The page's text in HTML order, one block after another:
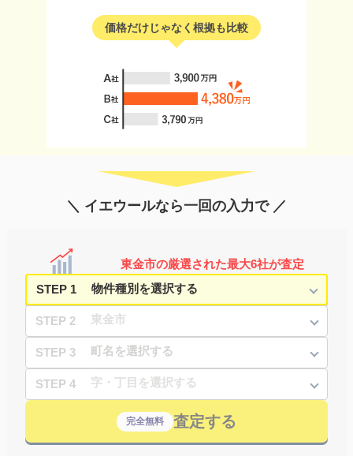
価格だけじゃなく根拠も比較
＼ イエウールなら一回の入力で ／
東金市の厳選された最大6社が査定
STEP 1
STEP 2
STEP 3
STEP 4
完全無料 査定する